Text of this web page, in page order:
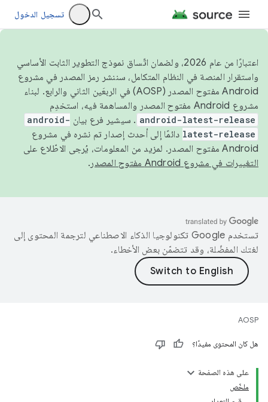
تسجيل الدخول
اعتبارًا من عام 2026، ولضمان اتّساق نموذج التطوير الثابت الأساسي
واستقرار المنصة في النظام المتكامل، سننشر رمز المصدر في مشروع
Android مفتوح المصدر (AOSP) في الربعَين الثاني والرابع. لبناء
مشروع Android مفتوح المصدر والمساهمة فيه، استخدِم
android-latest-release . سيشير فرع بيان android-
latest-release دائمًا إلى أحدث إصدار تم نشره في مشروع
Android مفتوح المصدر. لمزيد من المعلومات، يُرجى الاطّلاع على
التغييرات في مشروع Android مفتوح المصدر
.
تستخدم Google تكنولوجيا الذكاء الاصطناعي لترجمة المحتوى إلى
لغتك المفضّلة، وقد تتضمّن بعض الأخطاء.
AOSP
هل كان المحتوى مفيدًا؟
على هذه الصفحة
ملخّص